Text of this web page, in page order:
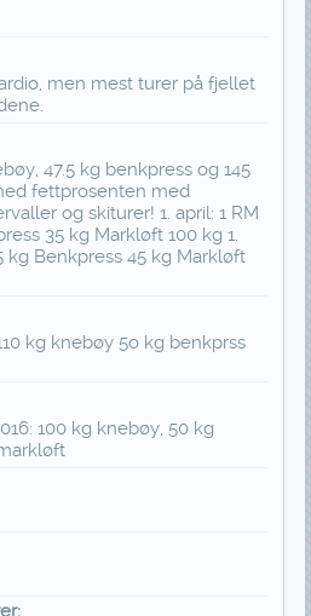
men mest turer på fjellet
47.5 kg benkpress og 145
fettprosenten med
og skiturer! 1. april: 1 RM
35 kg Markløft 100 kg 1.
kg Benkpress 45 kg Markløft
kg knebøy 5o kg benkprss
100 kg knebøy, 50 kg